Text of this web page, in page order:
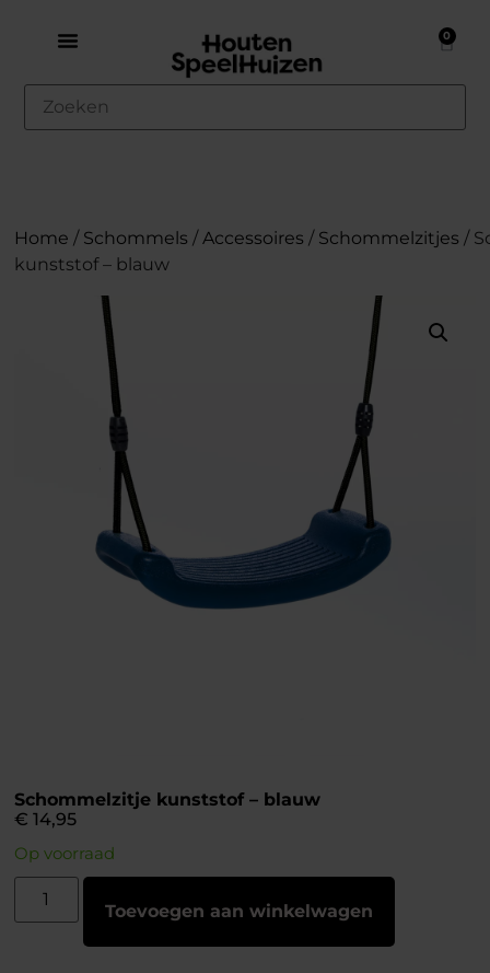
0
Schommelzitje kunststof – blauw
€ 14,95
Op voorraad
Toevoegen aan winkelwagen
Home / Schommels /Accessoires / Schommelzitjes /
kunststof – blauw